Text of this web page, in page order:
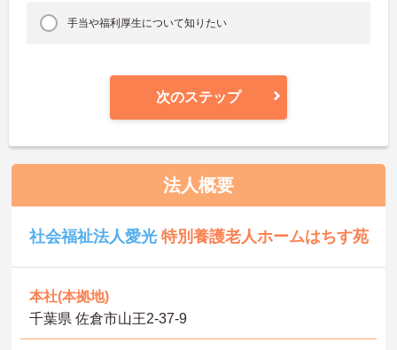
手当や福利厚生について知りたい
次のステップ
法人概要
社会福祉法人愛光特別養護老人ホームはちす苑
本社(本拠地)
千葉県 佐倉市山王2-37-9